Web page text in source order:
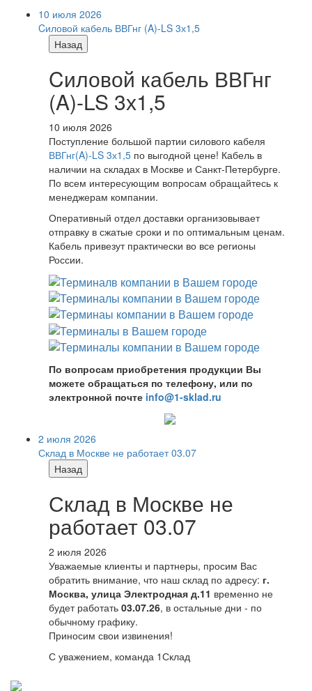
10 июля 2026
Cиловой кабель ВВГнг (A)-LS 3х1,5
Назад
Cиловой кабель ВВГнг
(A)-LS 3х1,5
10 июля 2026
Поступление большой партии силового кабеля
ВВГнг(A)-LS 3х1,5 по выгодной цене! Кабель в
наличии на складах в Москве и Санкт-Петербурге.
По всем интересующим вопросам обращайтесь к
менеджерам компании.
Оперативный отдел доставки организовывает
отправку в сжатые сроки и по оптимальным ценам.
Кабель привезут практически во все регионы
России.
По вопросам приобретения продукции Вы
можете обращаться по телефону, или по
электронной почте info@1-sklad.ru
2 июля 2026
Склад в Москве не работает 03.07
Назад
Склад в Москве не
работает 03.07
2 июля 2026
Уважаемые клиенты и партнеры, просим Вас
обратить внимание, что наш склад по адресу: г.
Москва, улица Электродная д.11 временно не
будет работать 03.07.26, в остальные дни - по
обычному графику.
Приносим свои извинения!
С уважением, команда 1Склад